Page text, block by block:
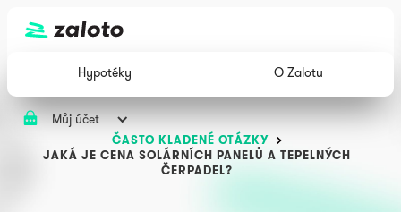
Hypotéky O Zalotu
Můj účet
ČASTO KLADENÉ OTÁZKY
JAKÁ JE CENA SOLÁRNÍCH PANELŮ A TEPELNÝCH
ČERPADEL?